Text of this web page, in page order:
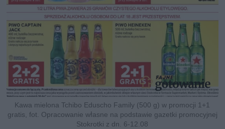
Kawa mielona Tchibo Eduscho Family (500 g) w promocji 1+1
gratis, fot. Opracowanie własne na podstawie gazetki promocyjnej
Stokrotki z dn. 6-12.08